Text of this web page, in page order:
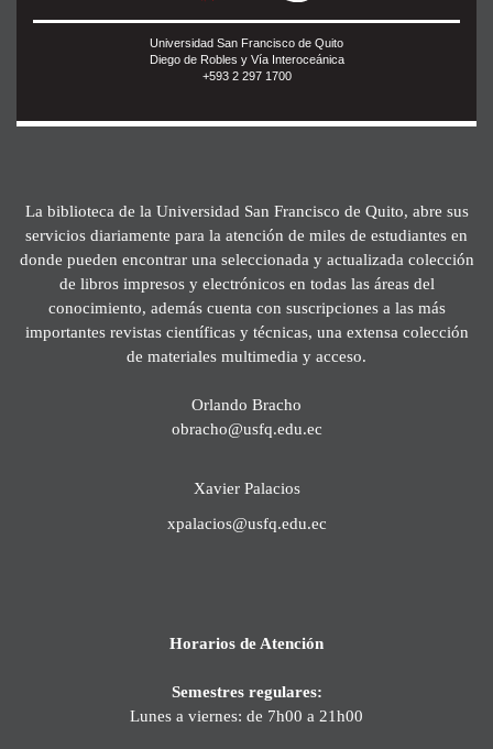
Universidad San Francisco de Quito
Diego de Robles y Vía Interoceánica
+593 2 297 1700
La biblioteca de la Universidad San Francisco de Quito, abre sus
servicios diariamente para la atención de miles de estudiantes en
donde pueden encontrar una seleccionada y actualizada colección
de libros impresos y electrónicos en todas las áreas del
conocimiento, además cuenta con suscripciones a las más
importantes revistas científicas y técnicas, una extensa colección
de materiales multimedia y acceso.
Orlando Bracho
obracho@usfq.edu.ec
Xavier Palacios
xpalacios@usfq.edu.ec
Horarios de Atención
Semestres regulares:
Lunes a viernes: de 7h00 a 21h00